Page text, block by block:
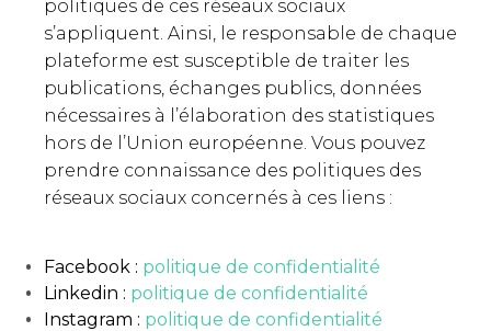
politiques de ces réseaux sociaux
s’appliquent. Ainsi, le responsable de chaque
plateforme est susceptible de traiter les
publications, échanges publics, données
nécessaires à l’élaboration des statistiques
hors de l’Union européenne. Vous pouvez
prendre connaissance des politiques des
réseaux sociaux concernés à ces liens :
Facebook : politique de confidentialité
Linkedin : politique de confidentialité
Instagram : politique de confidentialité